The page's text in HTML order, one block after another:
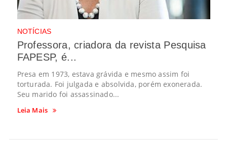
NOTÍCIAS
Professora, criadora da revista Pesquisa
FAPESP, é...
Presa em 1973, estava grávida e mesmo assim foi
torturada. Foi julgada e absolvida, porém exonerada.
Seu marido foi assassinado...
Leia Mais